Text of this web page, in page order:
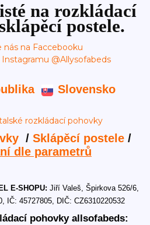
na rozkládací
postele.
Slovensko
/ Sklápěcí postele/
dle parametrů
E-SHOPU:Jiří Valeš, Špirkova 526/6,
IČ: 45727805, DIČ: CZ6310220532
pohovky allsofabeds: